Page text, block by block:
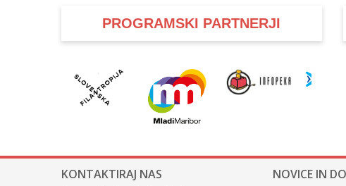
PROGRAMSKI PARTNERJI
KONTAKTIRAJ NAS NOVICE IN